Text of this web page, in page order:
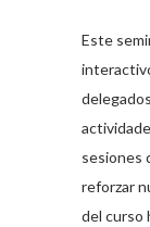
Este
sesiones
reforzar
del curso